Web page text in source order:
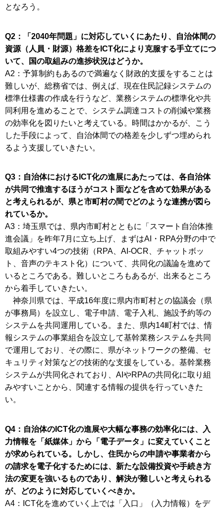
となろう。
Q2：「2040年問題」に対応していくにあたり、自治体間の
資源（人員・財源）格差をICT化により克服する手立てにつ
いて、国の取組みの進捗状況はどうか。
A2：予算制約もあるので満遍なく財政的支援をすることは
難しいが、総務省では、例えば、現在住民記録システムの
標準仕様書の作成を行うなど、業務システムの標準化や共
同利用を進めることで、システム調達コストの削減や業務
の効率化を図りたいと考えている。時間はかかるが、こう
した手段によって、自治体間での格差を少しずつ埋められ
るよう支援していきたい。
Q3：自治体におけるICT化の進展にあたっては、各自治体
が共同で推進するほうがコスト面などを含めて効果がある
と考えられるが、県と市町村の間でどのような連携が図ら
れているか。
A3：埼玉県では、県内市町村とともに「スマート自治体推
進会議」を昨年7月に立ち上げ、まずはAI・RPA分野の中で
取組みやすい4つの技術（RPA、AI-OCR、チャットボッ
ト、音声のテキスト化）について、共同化の議論を進めて
いるところである。難しいところもあるが、出来るところ
から着手していきたい。
神奈川県では、平成16年度に県内市町村との協議会（県
が事務局）を設立し、電子申請、電子入札、施設予約等の
システムを共同運用している。また、県内14町村では、情
報システムの事業組合を設立して基幹業務システムを共同
で運用しており、その際に、県がネットワークの整備、セ
キュリティ対策などの技術的な支援をしている。基幹業務
システムが共同化されており、AIやRPAの共同化に取り組
みやすいことから、関連する情報の提供を行っていきた
い。
Q4：自治体のICT化の進展や大幅な事務の効率化には、入
力情報を「紙媒体」から「電子データ」に変えていくこと
が求められている。しかし、住民からの申請や事業者から
の請求を電子化するためには、新たな設備投資や手続き方
法の変更を強いるものであり、解決が難しいと考えられる
が、どのように対応していくべきか。
A4：ICT化を進めていく上では「入口」（入力情報）をデ